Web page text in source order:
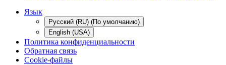
Язык
Русский (RU) (По умолчанию)
English (USA)
Политика конфиденциальности
Обратная связь
Cookie-файлы